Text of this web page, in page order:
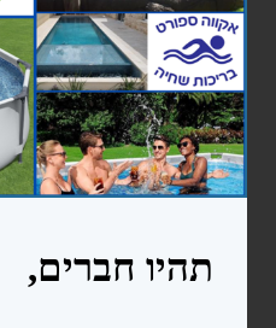
בריכות ניידות bestway
בריכות מלבניות
בריכות עגולות
בריכות אובליות
בריכות פוליאתילן
בריכה 2.4X4.5X1.5
בריכה 3X6X1.5
כימיקלים
אביזרי ניקיון